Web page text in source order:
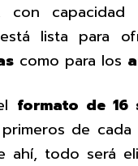
con capacidad
lista para
como para los
formato de 16
de cada
ahí, todo será